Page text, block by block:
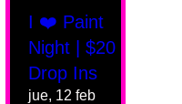
I ❤️ Paint
Night | $20
Drop Ins
jue, 12 feb